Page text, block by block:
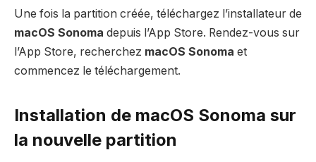
Une fois la partition créée, téléchargez l’installateur de
macOS Sonoma depuis l’App Store. Rendez-vous sur
l’App Store, recherchez macOS Sonoma et
commencez le téléchargement.
Installation de macOS Sonoma sur
la nouvelle partition